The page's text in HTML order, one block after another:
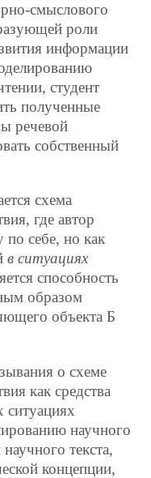
смыслового
роли
информации
студент
полученные
речевой
собственный
схема
где автор
себе, но как
в ситуациях
способность
образом
объекта Б
о схеме
как средства
ситуациях
научного
текста,
концепции,